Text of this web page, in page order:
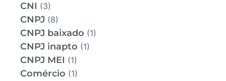
CNI (3)
CNPJ (8)
CNPJ baixado (1)
CNPJ inapto (1)
CNPJ MEI (1)
Comércio (1)